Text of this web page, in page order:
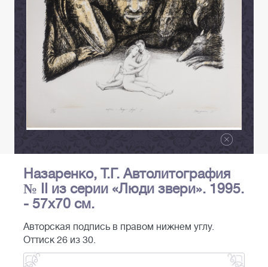
Назаренко, Т.Г. Автолитография
№ II из серии «Люди звери». 1995.
- 57х70 см.
Авторская подпись в правом нижнем углу.
Оттиск 26 из 30.